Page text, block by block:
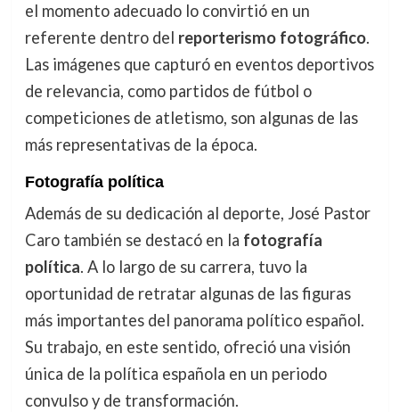
el momento adecuado lo convirtió en un
referente dentro del reporterismo fotográfico.
Las imágenes que capturó en eventos deportivos
de relevancia, como partidos de fútbol o
competiciones de atletismo, son algunas de las
más representativas de la época.
Fotografía política
Además de su dedicación al deporte, José Pastor
Caro también se destacó en la fotografía
política. A lo largo de su carrera, tuvo la
oportunidad de retratar algunas de las figuras
más importantes del panorama político español.
Su trabajo, en este sentido, ofreció una visión
única de la política española en un periodo
convulso y de transformación.